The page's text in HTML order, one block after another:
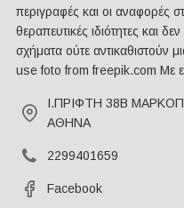
περιγραφές και οι αναφορές
θεραπευτικές ιδιότητες και
σχήματα ούτε αντικαθιστούν
use foto from freepik.com Με
Ι.ΠΡΙΦΤΗ 38Β
ΑΘΗΝΑ
2299401659
Facebook